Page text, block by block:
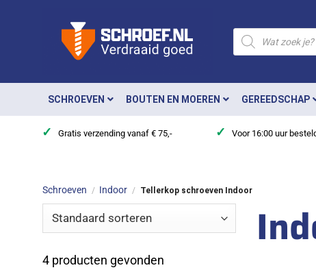
Producten
zoeken
SCHROEVEN BOUTEN EN MOEREN GEREEDSCHAP
✓ Gratis verzending vanaf € 75,- ✓ Voor 16:00 uur
Schroeven / Indoor / Tellerkop schroeven Indoor
4 producten gevonden